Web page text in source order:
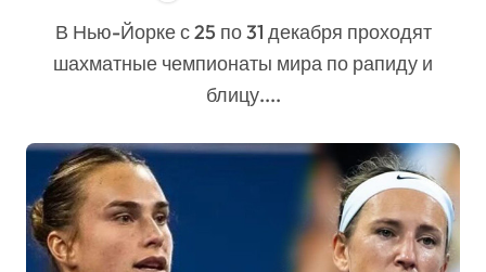
В Нью-Йорке с 25 по 31 декабря проходят
шахматные чемпионаты мира по рапиду и
блицу....